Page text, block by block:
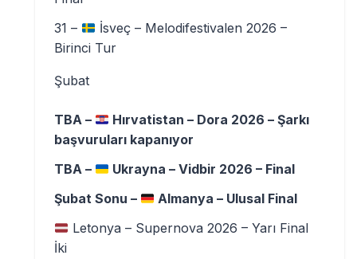
31 –
İsveç – Melodifestivalen 2026 –
Birinci Tur
Şubat
TBA –
Hırvatistan – Dora 2026 – Şarkı
başvuruları kapanıyor
TBA –
Ukrayna – Vidbir 2026 – Final
Şubat Sonu –
Almanya – Ulusal Final
Letonya – Supernova 2026 – Yarı Final
İki